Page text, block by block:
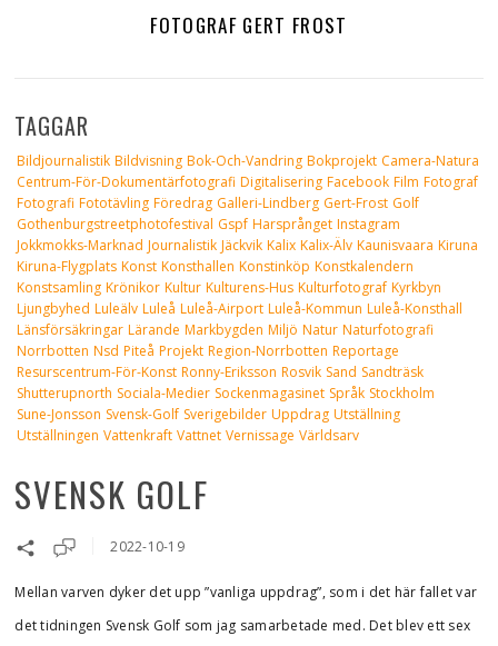
FOTOGRAF GERT FROST
SVENSK GOLF
2022-10-19
Mellan varven dyker det upp ”vanliga uppdrag”, som i det här fallet var
det tidningen Svensk Golf som jag samarbetade med. Det blev ett sex
TAGGAR
Bildjournalistik Bildvisning Bok-Och-Vandring Bokprojekt Camera-Natura
Centrum-För-Dokumentärfotografi Digitalisering Facebook Film Fotograf
Fotografi Fototävling Föredrag Galleri-Lindberg Gert-Frost Golf
Gothenburgstreetphotofestival Gspf Harsprånget Instagram
Jokkmokks-Marknad Journalistik Jäckvik Kalix Kalix-Älv Kaunisvaara Kiruna
Kiruna-Flygplats Konst Konsthallen Konstinköp Konstkalendern
Konstsamling Krönikor Kultur Kulturens-Hus Kulturfotograf Kyrkbyn
Ljungbyhed Luleälv Luleå Luleå-Airport Luleå-Kommun Luleå-Konsthall
Länsförsäkringar Lärande Markbygden Miljö Natur Naturfotografi
Norrbotten Nsd Piteå Projekt Region-Norrbotten Reportage
Resurscentrum-För-Konst Ronny-Eriksson Rosvik Sand Sandträsk
Shutterupnorth Sociala-Medier Sockenmagasinet Språk Stockholm
Sune-Jonsson Svensk-Golf Sverigebilder Uppdrag Utställning
Utställningen Vattenkraft Vattnet Vernissage Världsarv